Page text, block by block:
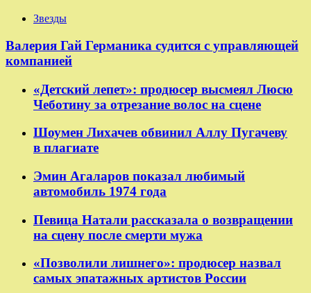
Звезды
Валерия Гай Германика судится с управляющей
компанией
«Детский лепет»: продюсер высмеял Люсю
Чеботину за отрезание волос на сцене
Шоумен Лихачев обвинил Аллу Пугачеву
в плагиате
Эмин Агаларов показал любимый
автомобиль 1974 года
Певица Натали рассказала о возвращении
на сцену после смерти мужа
«Позволили лишнего»: продюсер назвал
самых эпатажных артистов России